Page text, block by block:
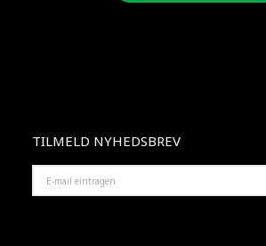
TILMELD NYHEDSBREV
MAIL
EINTRAGEN